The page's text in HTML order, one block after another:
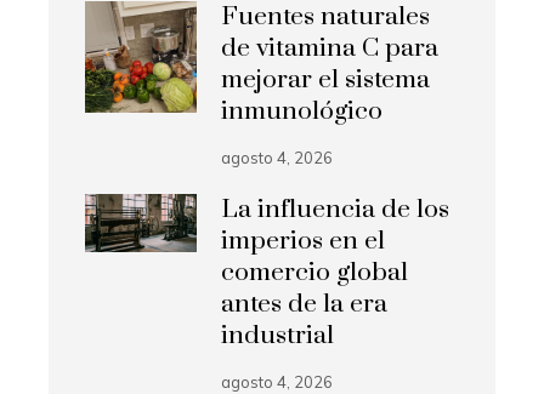
Fuentes naturales
de vitamina C para
mejorar el sistema
inmunológico
agosto 4, 2026
La influencia de los
imperios en el
comercio global
antes de la era
industrial
agosto 4, 2026